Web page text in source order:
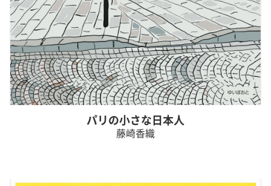
パリの小さな日本人
藤崎香織